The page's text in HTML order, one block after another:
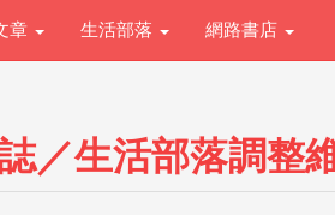
章 生活部落 網路書店
／生活部落調整